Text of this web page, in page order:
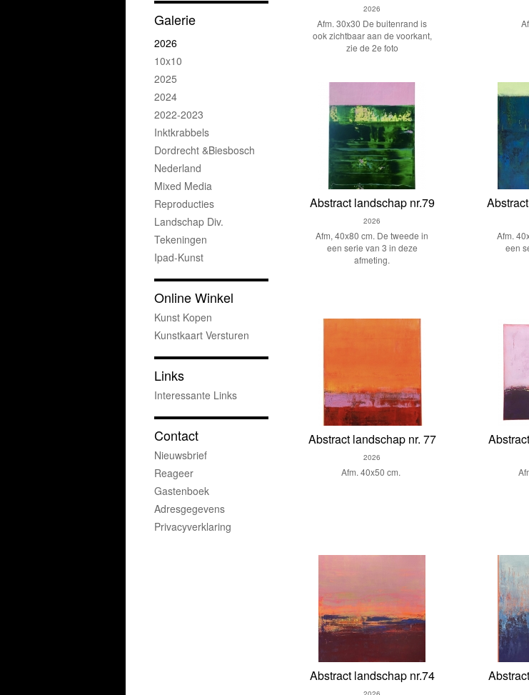
2026
Afm. 30x30 De buitenrand is
ook zichtbaar aan de voorkant,
zie de 2e foto
Abstract landschap nr.79
2026
Afm, 40x80 cm. De tweede in
een serie van 3 in deze
afmeting.
Afm.
een
Abstract landschap nr. 77
2026
Afm. 40x50 cm.
Abstract landschap nr.74
Galerie
2026
10x10
2025
2024
2022-2023
Inktkrabbels
Dordrecht &Biesbosch
Nederland
Mixed Media
Reproducties
Landschap Div.
Tekeningen
Ipad-Kunst
Online Winkel
Kunst Kopen
Kunstkaart Versturen
Links
Interessante Links
Contact
Nieuwsbrief
Reageer
Gastenboek
Adresgegevens
Privacyverklaring